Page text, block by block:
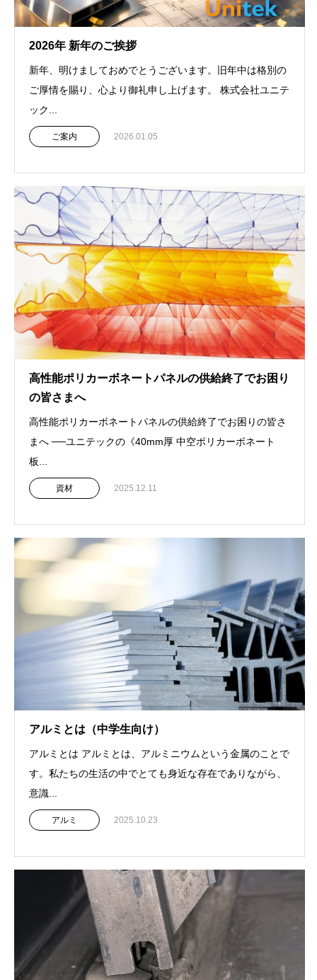
2026年 新年のご挨拶
新年、明けましておめでとうございます。旧年中は格別の
ご厚情を賜り、心より御礼申し上げます。 株式会社ユニテ
ック...
ご案内 2026.01.05
高性能ポリカーボネートパネルの供給終了でお困り
の皆さまへ
高性能ポリカーボネートパネルの供給終了でお困りの皆さ
まへ ──ユニテックの《40mm厚 中空ポリカーボネート
板...
資材 2025.12.11
アルミとは（中学生向け）
アルミとは アルミとは、アルミニウムという金属のことで
す。私たちの生活の中でとても身近な存在でありながら、
意識...
アルミ 2025.10.23